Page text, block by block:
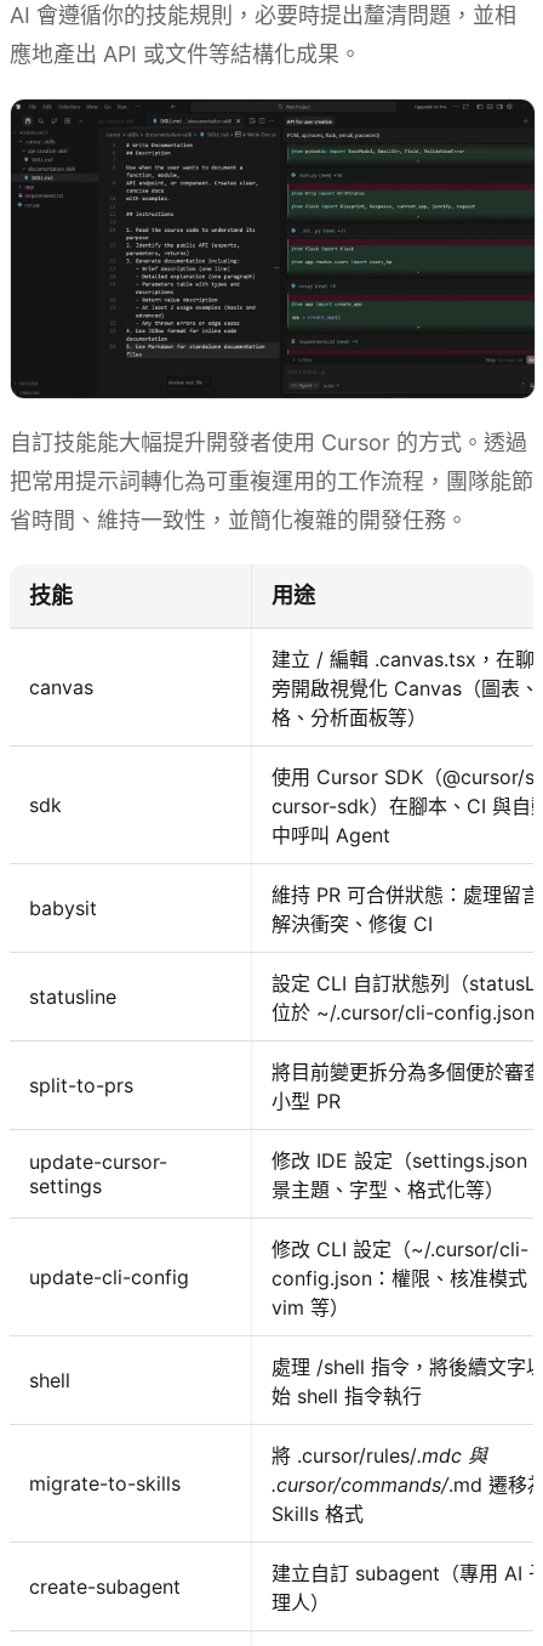
AI 會遵循你的技能規則，必要時提出釐清問題，並相
應地產出 API 或文件等結構化成果。
自訂技能能大幅提升開發者使用 Cursor 的方式。透過
把常用提示詞轉化為可重複運用的工作流程，團隊能節
省時間、維持一致性，並簡化複雜的開發任務。
技能 用途
canvas
建立 / 編輯 .canvas.tsx，在聊
旁開啟視覺化 Canvas（圖表
格、分析面板等）
sdk
使用 Cursor SDK（@cursor/
cursor-sdk）在腳本、CI 與自
中呼叫 Agent
babysit
維持 PR 可合併狀態：處理留
解決衝突、修復 CI
statusline
設定 CLI 自訂狀態列（
位於 ~/.cursor/cli-config.json
split-to-prs
將目前變更拆分為多個便於審
小型 PR
update-cursor-
settings
修改 IDE 設定（settings.json
景主題、字型、格式化等）
update-cli-config
修改 CLI 設定（~/.cursor/cli-
config.json：權限、核准模式
vim 等）
shell
處理 /shell 指令，將後續文字
始 shell 指令執行
migrate-to-skills
將 .cursor/rules/.mdc 與
.cursor/commands/.md 遷移
Skills 格式
create-subagent
建立自訂 subagent（專用 AI
理人）